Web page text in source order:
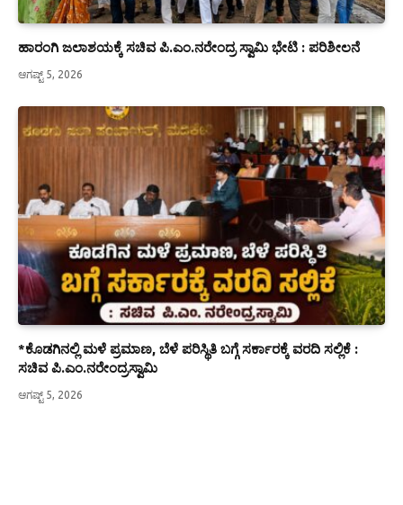
ಹಾರಂಗಿ ಜಲಾಶಯಕ್ಕೆ ಸಚಿವ ಪಿ.ಎಂ.ನರೇಂದ್ರ ಸ್ವಾಮಿ ಭೇಟಿ : ಪರಿಶೀಲನೆ
ಆಗಷ್ಟ್ 5, 2026
*ಕೊಡಗಿನಲ್ಲಿ ಮಳೆ ಪ್ರಮಾಣ, ಬೆಳೆ ಪರಿಸ್ಥಿತಿ ಬಗ್ಗೆ ಸರ್ಕಾರಕ್ಕೆ ವರದಿ ಸಲ್ಲಿಕೆ :
ಸಚಿವ ಪಿ.ಎಂ.ನರೇಂದ್ರಸ್ವಾಮಿ
ಆಗಷ್ಟ್ 5, 2026